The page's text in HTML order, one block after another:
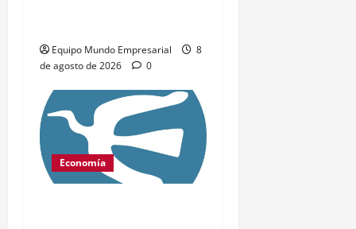
Equipo Mundo Empresarial
8
de agosto de 2026
0
Economía